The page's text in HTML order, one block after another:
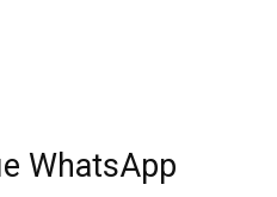
WhatsApp